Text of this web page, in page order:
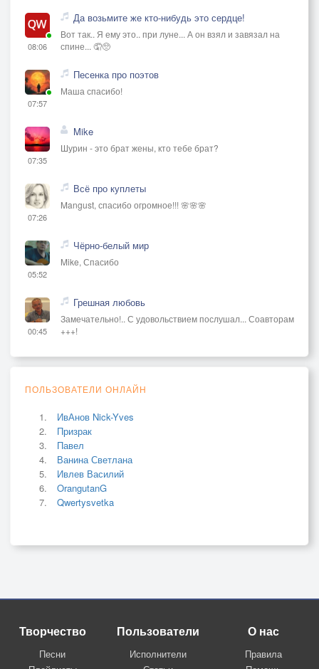
08:06
Да возьмите же кто-нибудь это сердце!
Вот так.. Я ему это.. при луне... А он взял и завязал на
спине... 🤦🥺
07:57
Песенка про поэтов
Маша спасибо!
07:35
Mike
Шурин - это брат жены, кто тебе брат?
07:26
Всё про куплеты
Mangust, спасибо огромное!!! 🌸🌸🌸
05:52
Чёрно-белый мир
Mike, Спасибо
00:45
Грешная любовь
Замечательно!.. С удовольствием послушал... Соавторам
+++!
ПОЛЬЗОВАТЕЛИ ОНЛАЙН
ИвАнов Nick-Yves
Призрак
Павел
Ванина Светлана
Ивлев Василий
OrangutanG
Qwertysvetka
Творчество
Песни
Пользователи
Исполнители
О нас
Правила